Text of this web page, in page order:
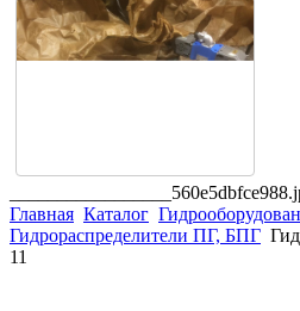
Главная Каталог
Гидрораспределители ПГ, БПГ
11